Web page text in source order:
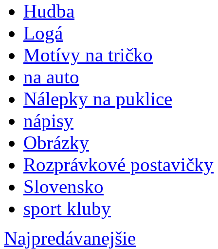
Hudba
Logá
Motívy na tričko
na auto
Nálepky na puklice
nápisy
Obrázky
Rozprávkové postavičky
Slovensko
sport kluby
Najpredávanejšie